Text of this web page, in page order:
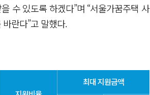
수 있도록 하겠다”며 “서울가꿈주택 사
란다”고 말했다.
최대 지원금액